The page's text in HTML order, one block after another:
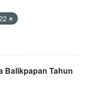
Balikpapan Tahun